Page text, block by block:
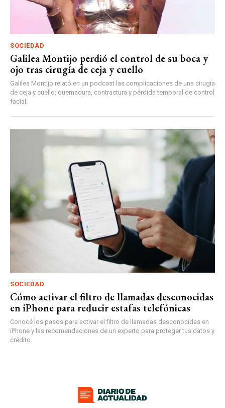
SOCIEDAD
Galilea Montijo perdió el control de su boca y
ojo tras cirugía de ceja y cuello
Galilea Montijo relató en un podcast las complicaciones de una cirugía
de ceja y cuello: quemadura, contractura y pérdida temporal de control
facial.
SOCIEDAD
Cómo activar el filtro de llamadas desconocidas
en iPhone para reducir estafas telefónicas
Conocé los pasos para activar el filtro de llamadas desconocidas en
iPhone y las recomendaciones de un experto para proteger tus datos y
crédito.